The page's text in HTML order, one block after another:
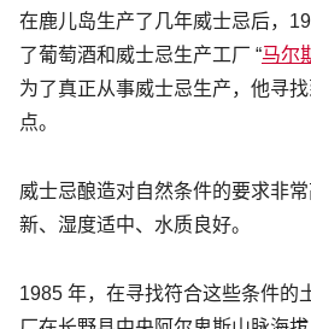
在鹿儿岛生产了几年威士忌后，
了葡萄酒和威士忌生产工厂 “马尔
为了真正从事威士忌生产，他寻
点。
威士忌酿造对自然条件的要求非
新、湿度适中、水质良好。
1985 年，在寻找符合这些条件的